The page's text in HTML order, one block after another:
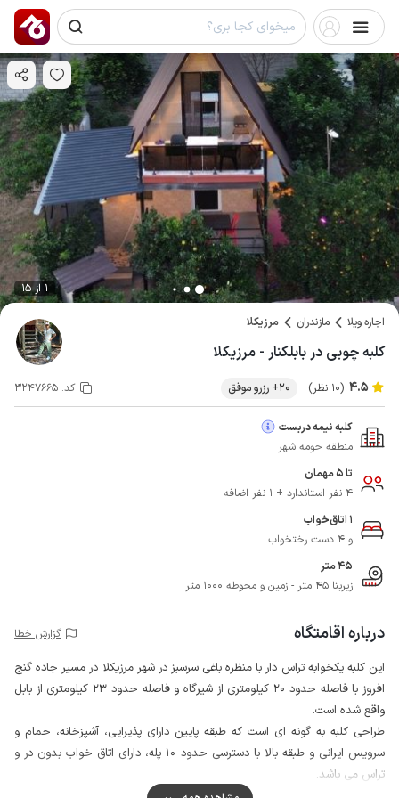
1 از 15
اجاره ویلا مازندران مرزیکلا
کلبه چوبی در بابلکنار - مرزیکلا
4.5 (10 نظر) 20+ رزرو موفق کد: 3247665
کلبه نیمه دربست
منطقه حومه شهر
تا 5 مهمان
4 نفر استاندارد + 1 نفر اضافه
1 اتاق‌خواب
و 4 دست رختخواب
45 متر
زیربنا 45 متر - زمین و محوطه 1000 متر
درباره اقامتگاه گزارش خطا
این کلبه یکخوابه تراس دار با منظره باغی سرسبز در شهر مرزیکلا در مسیر جاده گنج
افروز با فاصله حدود 20 کیلومتری از شیرگاه و فاصله حدود 23 کیلومتری از بابل
واقع شده است.
طراحی کلبه به گونه ای است که طبقه پایین دارای پذیرایی، آشپزخانه، حمام و
سرویس ایرانی و طبقه بالا با دسترسی حدود 10 پله، دارای اتاق خواب بدون در و
تراس می باشد.